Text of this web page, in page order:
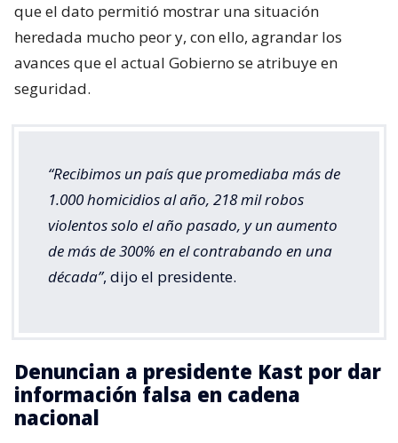
que el dato permitió mostrar una situación
heredada mucho peor y, con ello, agrandar los
avances que el actual Gobierno se atribuye en
seguridad.
“Recibimos un país que promediaba más de
1.000 homicidios al año, 218 mil robos
violentos solo el año pasado, y un aumento
de más de 300% en el contrabando en una
década”, dijo el presidente.
Denuncian a presidente Kast por dar
información falsa en cadena
nacional